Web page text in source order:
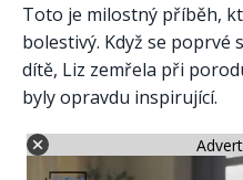
Toto je milostný příběh,
bolestivý. Když se poprvé
dítě, Liz zemřela při
byly opravdu inspirující.